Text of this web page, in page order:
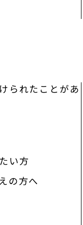
られたことがあ
い方
の方へ